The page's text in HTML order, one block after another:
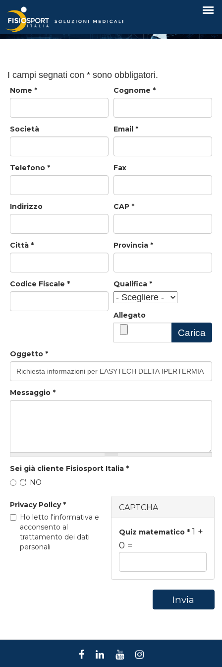
Contatti
I campi segnati con * sono obbligatori.
Nome * Cognome *
Società Email *
Telefono * Fax
Indirizzo CAP *
Città * Provincia *
Codice Fiscale * Qualifica *
Allegato
Carica
Oggetto *
Messaggio *
Sei già cliente Fisiosport Italia *
SI NO
Privacy Policy *
Ho letto l'informativa e
acconsento al
trattamento dei dati
personali
CAPTCHA
Quiz matematico * 1 +
0 =
Invia